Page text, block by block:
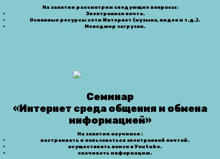
На занятии рассмотрим следующие вопросы:
Электронная почта.
Основные ресурсы сети Интернет (музыка, видео и т.д.).
Менеджер загрузок.
Семинар
«Интернет среда общения и обмена
информацией»
На занятии научимся :
настраивать и пользоваться электронной почтой.
осуществлять поиск в Уoutube.
скачивать информацию.